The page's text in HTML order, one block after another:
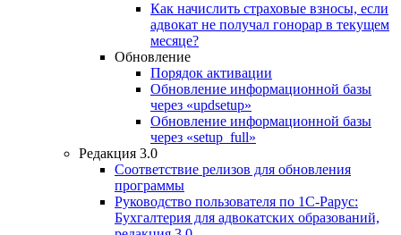
Как начислить страховые взносы, если
адвокат не получал гонорар в текущем
месяце?
Обновление
Порядок активации
Обновление информационной базы
через «updsetup»
Обновление информационной базы
через «setup_full»
Редакция 3.0
Соответствие релизов для обновления
программы
Руководство пользователя по 1С-Рарус:
Бухгалтерия для адвокатских образований,